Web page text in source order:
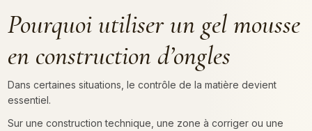
Pourquoi utiliser un gel mousse
en construction d’ongles
Dans certaines situations, le contrôle de la matière devient
essentiel.
Sur une construction technique, une zone à corriger ou une